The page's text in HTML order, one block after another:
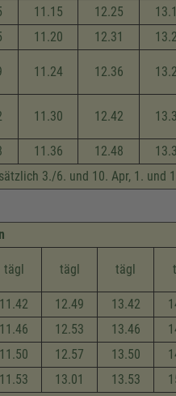
11.15 12.25
11.20 12.31
11.24 12.36
11.30 12.42
11.36 12.48
3./6. und 10. Apr, 1. und
tägl tägl tägl
11.42 12.49 13.42
11.46 12.53 13.46
11.50 12.57 13.50
11.53 13.01 13.53